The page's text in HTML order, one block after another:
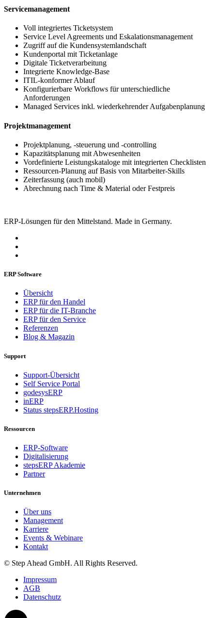
Servicemanagement
Voll integriertes Ticketsystem
Service Level Agreements und Eskalationsmanagement
Zugriff auf die Kundensystemlandschaft
Kundenportal mit Ticketanlage
Digitale Ticketverarbeitung
Integrierte Knowledge-Base
ITIL-konformer Ablauf
Konfigurierbare Workflows für unterschiedliche
Anforderungen
Managed Services inkl. wiederkehrender Aufgabenplanung
Projektmanagement
Projektplanung, -steuerung und -controlling
Kapazitätsplanung mit Abwesenheiten
Vordefinierte Leistungskataloge mit integrierten Checklisten
Ressourcen-Planung auf Basis von Mitarbeiter-Skills
Zeiterfassung (auch mobil)
Abrechnung nach Time & Material oder Festpreis
ERP-Lösungen für den Mittelstand. Made in Germany.
ERP Software
Übersicht
ERP für den Handel
ERP für die IT-Branche
ERP für den Service
Referenzen
Blog & Magazin
Support
Support-Übersicht
Self Service Portal
godesysERP
inERP
Status stepsERP.Hosting
Ressourcen
ERP-Software
Digitalisierung
stepsERP Akademie
Partner
Unternehmen
Über uns
Management
Karriere
Events & Webinare
Kontakt
© Step Ahead GmbH. All Rights Reserved.
Impressum
AGB
Datenschutz